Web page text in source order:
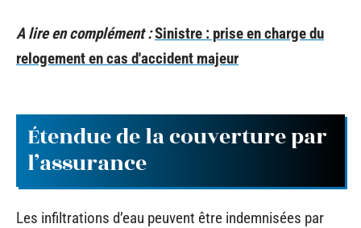
A lire en complément :Sinistre : prise en charge du
relogement en cas d'accident majeur
Étendue de la couverture par
l’assurance
Les infiltrations d’eau peuvent être indemnisées par